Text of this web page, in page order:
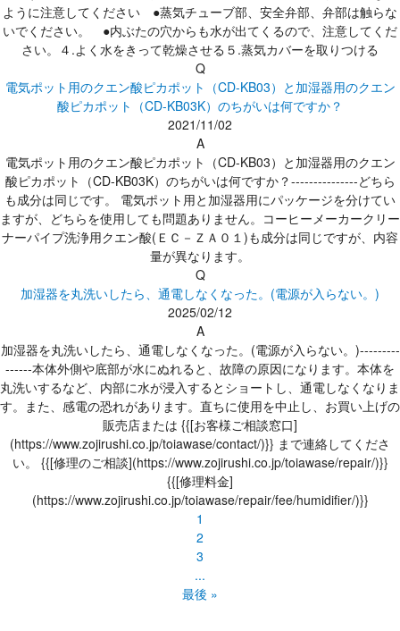
ように注意してください ●蒸気チューブ部、安全弁部、弁部は触らな
いでください。 ●内ぶたの穴からも水が出てくるので、注意してくだ
さい。４.よく水をきって乾燥させる５.蒸気カバーを取りつける
Q
電気ポット用のクエン酸ピカポット（CD-KB03）と加湿器用のクエン
酸ピカポット（CD-KB03K）のちがいは何ですか？
2021/11/02
A
電気ポット用のクエン酸ピカポット（CD-KB03）と加湿器用のクエン
酸ピカポット（CD-KB03K）のちがいは何ですか？---------------どちら
も成分は同じです。 電気ポット用と加湿器用にパッケージを分けてい
ますが、どちらを使用しても問題ありません。コーヒーメーカークリー
ナーパイプ洗浄用クエン酸(ＥＣ－ＺＡ０１)も成分は同じですが、内容
量が異なります。
Q
加湿器を丸洗いしたら、通電しなくなった。(電源が入らない。)
2025/02/12
A
加湿器を丸洗いしたら、通電しなくなった。(電源が入らない。)---------
------本体外側や底部が水にぬれると、故障の原因になります。本体を
丸洗いするなど、内部に水が浸入するとショートし、通電しなくなりま
す。また、感電の恐れがあります。直ちに使用を中止し、お買い上げの
販売店または {{[お客様ご相談窓口]
(https://www.zojirushi.co.jp/toiawase/contact/)}} まで連絡してくださ
い。 {{[修理のご相談](https://www.zojirushi.co.jp/toiawase/repair/)}}
{{[修理料金]
(https://www.zojirushi.co.jp/toiawase/repair/fee/humidifier/)}}
1
2
3
...
最後 »